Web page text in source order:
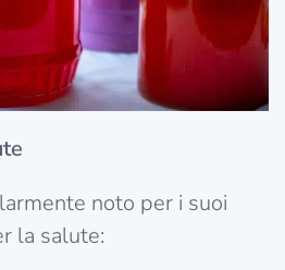
noto per i suoi
la salute: